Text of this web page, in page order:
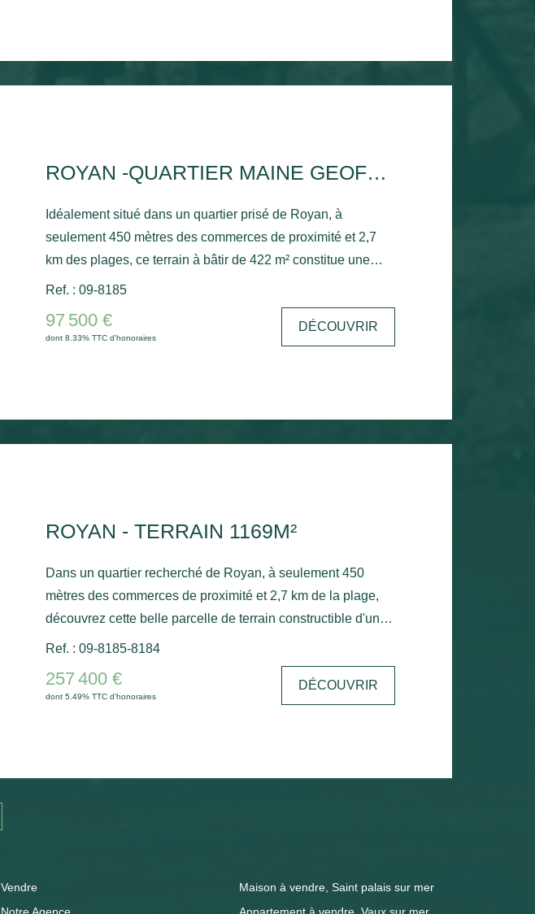
minutes des plages de la côte royannaise.
ROYAN -QUARTIER MAINE GEOFFROY -TERRAIN À BÂTIR DE 422 M²
Idéalement situé dans un quartier prisé de Royan, à
seulement 450 mètres des commerces de proximité et 2,7
km des plages, ce terrain à bâtir de 422 m² constitue une
belle opportunité pour concrétiser votre projet immobilier. En
zone UDa, il bénéficie d'une emprise au sol maximale de 50
%, offrant de nombreuses possibilités de construction. Ce
terrain plat, non viabilisé, est libre de constructeur, vous
au calme et proche de toutes les commodités, pour une vie
entre ville et bord de mer.
Ref. : 09-8185
97 500 €
dont 8.33% TTC d'honoraires
DÉCOUVRIR
ROYAN - TERRAIN 1169M²
Dans un quartier recherché de Royan, à seulement 450
mètres des commerces de proximité et 2,7 km de la plage,
découvrez cette belle parcelle de terrain constructible d'une
superficie de 1169 m². Situé en zone UDa, ce terrain plat
offre une emprise au sol maximale de 50 %, permettant de
nombreux projets de construction. Non viabilisé, il est libre
de constructeur, vous laissant toute liberté pour concevoir la
minutes des plages de la côte royannaise.
Ref. : 09-8185-8184
257 400 €
dont 5.49% TTC d'honoraires
DÉCOUVRIR
Vendre
Maison à vendre, Saint palais sur mer